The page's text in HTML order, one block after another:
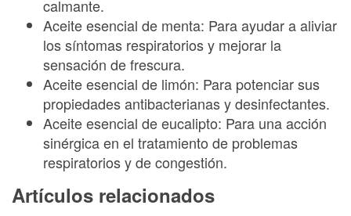
calmante.
Aceite esencial de menta: Para ayudar a aliviar
los síntomas respiratorios y mejorar la
sensación de frescura.
Aceite esencial de limón: Para potenciar sus
propiedades antibacterianas y desinfectantes.
Aceite esencial de eucalipto: Para una acción
sinérgica en el tratamiento de problemas
respiratorios y de congestión.
Artículos relacionados